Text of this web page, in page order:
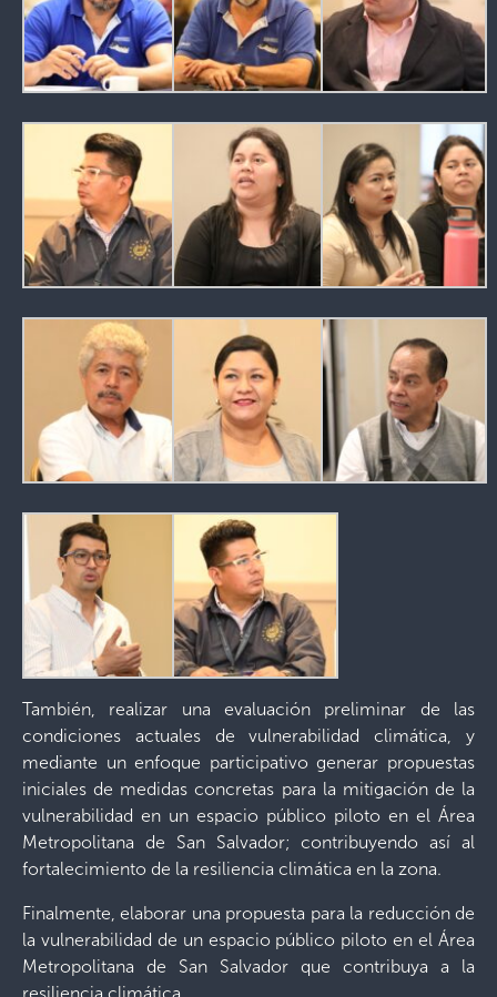
También, realizar una evaluación preliminar de las
condiciones actuales de vulnerabilidad climática, y
mediante un enfoque participativo generar propuestas
iniciales de medidas concretas para la mitigación de la
vulnerabilidad en un espacio público piloto en el Área
Metropolitana de San Salvador; contribuyendo así al
fortalecimiento de la resiliencia climática en la zona.
Finalmente, elaborar una propuesta para la reducción de
la vulnerabilidad de un espacio público piloto en el Área
Metropolitana de San Salvador que contribuya a la